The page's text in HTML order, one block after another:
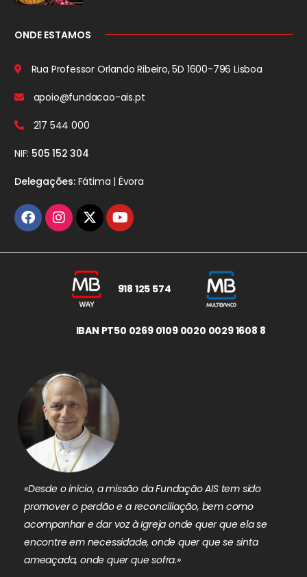
ONDE ESTAMOS
Rua Professor Orlando Ribeiro, 5D 1600-796 Lisboa
apoio@fundacao-ais.pt
217 544 000
NIF: 505 152 304
Delegações:Fátima | Évora
918 125 574
IBAN PT50 0269 0109 0020 0029 1608 8
«Desde o início, a missão da Fundação AIS tem sido
promover o perdão e a reconciliação, bem como
acompanhar e dar voz à Igreja onde quer que ela se
encontre em necessidade, onde quer que se sinta
ameaçada, onde quer que sofra.»